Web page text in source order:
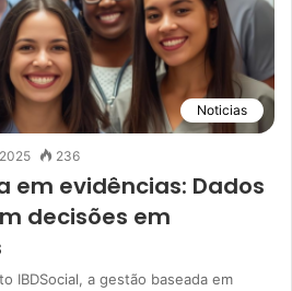
Noticias
236
em evidências: Dados
decisões em
IBDSocial, a gestão baseada em